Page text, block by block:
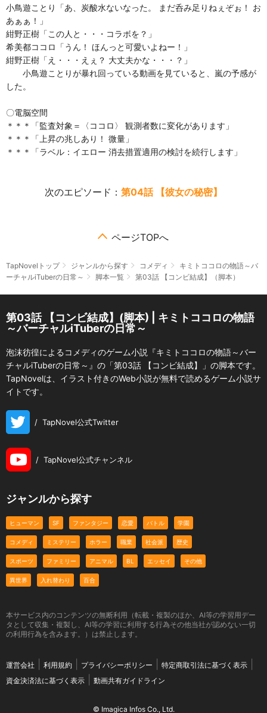
小鳥遊ことり「あ、炭酸水ないなった。 まだ呑み足りねぇぞぉ！ お
あぁぁ！」
紺野正樹「この人と・・・コラボを？」
希美都ココロ「うん！ ほんっと可愛いよねー！」
紺野正樹「え・・・えぇ？ 大丈夫かな・・・？」
小鳥遊ことりが暴れ回っている動画を見ていると、嵐の予感が
した。
〇電脳空間
＊＊＊「監査対象＝〈ココロ〉 観測者数に変化があります」
＊＊＊「上昇の兆しあり！ 微量」
＊＊＊「ラベル：イエロー 消去措置適用の検討を続行します」
次のエピソード： 第04話 【彼女の秘密】
ページTOPへ
TapNovelトップ ジャンルから探す コメディ
キミトココロの物語～バ
ーチャルiTuberの日常～
脚本一覧 第03話 【コンビ結成】（脚本）
第03話 【コンビ結成】(脚本) | キミトココロの物語
～バーチャルiTuberの日常～
泡沫彷徨によるコメディのゲーム小説『キミトココロの物語～バー
チャルiTuberの日常～』の「第03話 【コンビ結成】」の脚本です。
TapNovelは、イラスト付きのWeb小説が無料で読めるゲーム小説サ
イトです。
/ TapNovel公式Twitter
/ TapNovel公式チャンネル
ジャンルから探す
ヒューマン SF ファンタジー 恋愛 バトル 学園
コメディ ミステリー ホラー 職業 社会派 歴史
スポーツ ファミリー アニマル BL エッセイ その他
異世界 入れ替わり 百合
本サービス内のコンテンツの無断利用（転載・複製のほか、AI等の学習用デー
タとして収集・複製し、AI等の学習に利用する行為その他当社が認めない一切
の利用行為を含みます。）は禁止します。
運営会社 利用規約 プライバシーポリシー
特定商取引法に基づく表示
資金決済法に基づく表示
動画共有ガイドライン
© Imagica Infos Co., Ltd.